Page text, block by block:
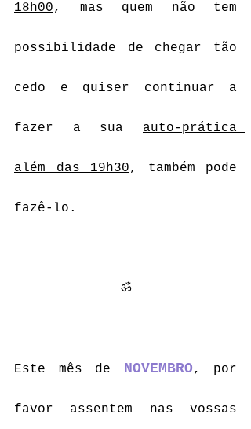
18h00, mas quem não tem
possibilidade de chegar tão
cedo e quiser continuar a
fazer a sua auto-prática
além das 19h30, também pode
fazê-lo.
ॐ
Este mês de NOVEMBRO, por
favor assentem nas vossas